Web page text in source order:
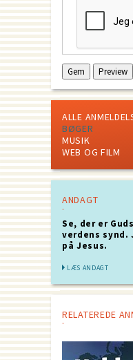
ALLE
BØGER
MUSIK
WEB OG FILM
ANDAGT
Se, der er
verdens synd.
på Jesus.
LÆS ANDAGT
RELATEREDE